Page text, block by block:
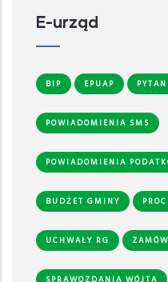
E-urząd
BIP EPUAP
POWIADOMIENIA SMS
POWIADOMIENIA
BUDŻET GMINY
UCHWAŁY RG